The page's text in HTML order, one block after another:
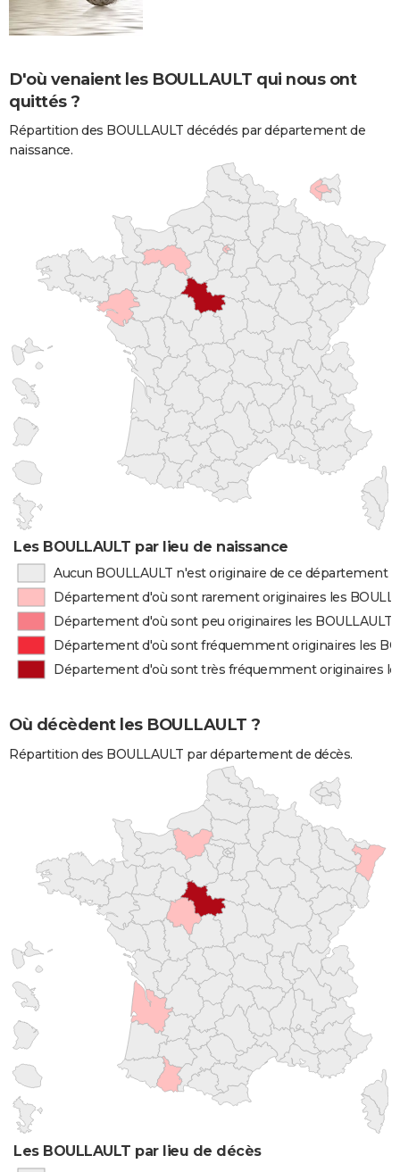
D'où venaient les BOULLAULT qui nous ont
quittés ?
Répartition des BOULLAULT décédés par département de
naissance.
Les BOULLAULT par lieu de naissance
Aucun BOULLAULT n'est originaire de ce département
Département d'où sont rarement originaires les
Département d'où sont peu originaires les BOULLAULT
Département d'où sont fréquemment originaires les
Département d'où sont très fréquemment originaires
Où décèdent les BOULLAULT ?
Répartition des BOULLAULT par département de décès.
Les BOULLAULT par lieu de décès